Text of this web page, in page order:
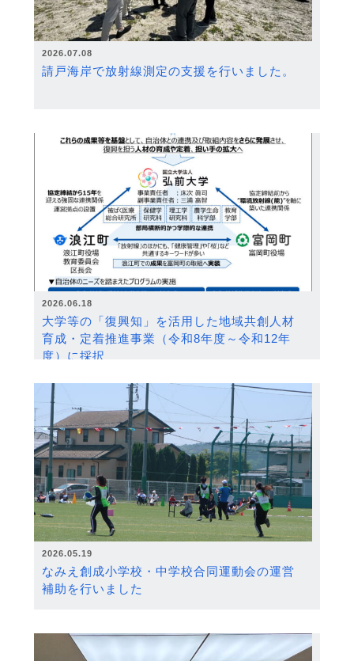
2026.07.08
請戸海岸で放射線測定の支援を行いました。
2026.06.18
大学等の「復興知」を活用した地域共創人材
育成・定着推進事業（令和8年度～令和12年
度）に採択
2026.05.19
なみえ創成小学校・中学校合同運動会の運営
補助を行いました